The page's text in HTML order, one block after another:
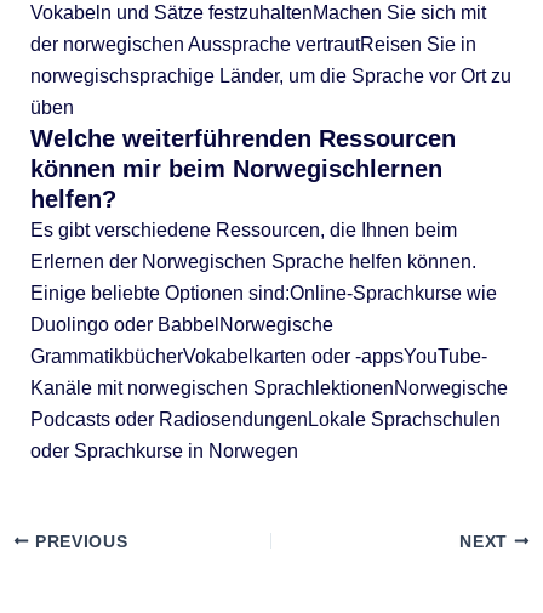
Vokabeln und Sätze festzuhaltenMachen Sie sich mit
der norwegischen Aussprache vertrautReisen Sie in
norwegischsprachige Länder, um die Sprache vor Ort zu
üben
Welche weiterführenden Ressourcen
können mir beim Norwegischlernen
helfen?
Es gibt verschiedene Ressourcen, die Ihnen beim
Erlernen der Norwegischen Sprache helfen können.
Einige beliebte Optionen sind:Online-Sprachkurse wie
Duolingo oder BabbelNorwegische
GrammatikbücherVokabelkarten oder -appsYouTube-
Kanäle mit norwegischen SprachlektionenNorwegische
Podcasts oder RadiosendungenLokale Sprachschulen
oder Sprachkurse in Norwegen
PREVIOUS NEXT